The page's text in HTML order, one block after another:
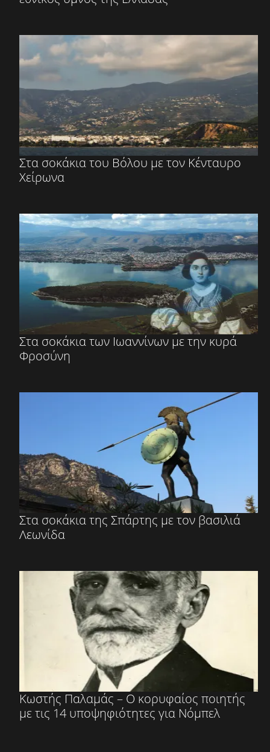
Στα σοκάκια του Βόλου με τον Κένταυρο
Χείρωνα
Στα σοκάκια των Ιωαννίνων με την κυρά
Φροσύνη
Στα σοκάκια της Σπάρτης με τον βασιλιά
Λεωνίδα
Κωστής Παλαμάς – Ο κορυφαίος ποιητής
με τις 14 υποψηφιότητες για Νόμπελ